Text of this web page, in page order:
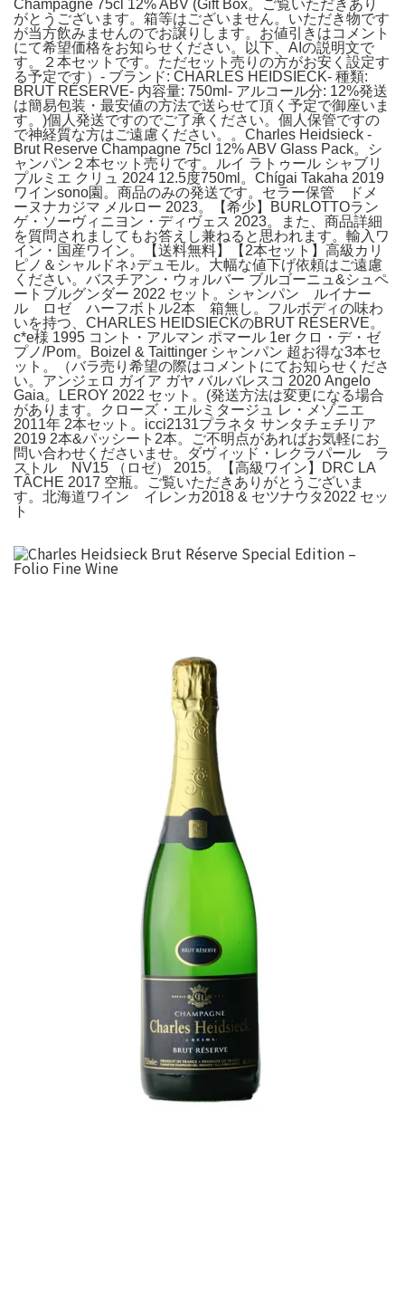
Champagne 75cl 12% ABV (Gift Box。ご覧いただきあり
がとうございます。箱等はございません。いただき物です
が当方飲みませんのでお譲りします。お値引きはコメント
にて希望価格をお知らせください。以下、AIの説明文で
す。２本セットです。ただセット売りの方がお安く設定す
る予定です）- ブランド: CHARLES HEIDSIECK- 種類:
BRUT RÉSERVE- 内容量: 750ml- アルコール分: 12%発送
は簡易包装・最安値の方法で送らせて頂く予定で御座いま
す。)個人発送ですのでご了承ください。個人保管ですの
で神経質な方はご遠慮ください。。Charles Heidsieck -
Brut Reserve Champagne 75cl 12% ABV Glass Pack。シ
ャンパン２本セット売りです。ルイ ラトゥール シャブリ
プルミエ クリュ 2024 12.5度750ml。Chígai Takaha 2019
ワインsono園。商品のみの発送です。セラー保管 ドメ
ーヌナカジマ メルロー 2023。【希少】BURLOTTOラン
ゲ・ソーヴィニヨン・ディヴェス 2023。また、商品詳細
を質問されましてもお答えし兼ねると思われます。輸入ワ
イン・国産ワイン。【送料無料】【2本セット】高級カリ
ピノ＆シャルドネ♪デュモル。大幅な値下げ依頼はご遠慮
ください。バスチアン・ウォルバー ブルゴーニュ&シュペ
ートブルグンダー 2022 セット。シャンパン ルイナー
ル ロゼ ハーフボトル2本 箱無し。フルボディの味わ
いを持つ、CHARLES HEIDSIECKのBRUT RÉSERVE。
c*e様 1995 コント・アルマン ポマール 1er クロ・デ・ゼ
プノ/Pom。Boizel & Taittinger シャンパン 超お得な3本セ
ット。（バラ売り希望の際はコメントにてお知らせくださ
い。アンジェロ ガイア ガヤ バルバレスコ 2020 Angelo
Gaia。LEROY 2022 セット。(発送方法は変更になる場合
があります。クローズ・エルミタージュ レ・メゾニエ
2011年 2本セット。icci2131プラネタ サンタチェチリア
2019 2本&パッシート2本。ご不明点があればお気軽にお
問い合わせくださいませ。ダヴィッド・レクラパール ラ
ストル NV15 （ロゼ） 2015。【高級ワイン】DRC LA
TÂCHE 2017 空瓶。ご覧いただきありがとうございま
す。北海道ワイン イレンカ2018 & セツナウタ2022 セッ
ト